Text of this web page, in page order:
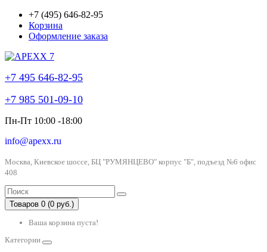
+7 (495) 646-82-95
Корзина
Оформление заказа
+7 495 646-82-95
+7 985 501-09-10
Пн-Пт 10:00 -18:00
info@apexx.ru
Москва, Киевское шоссе, БЦ "РУМЯНЦЕВО" корпус "Б", подъезд №6 офис
408
Товаров 0 (0 руб.)
Ваша корзина пуста!
Категории